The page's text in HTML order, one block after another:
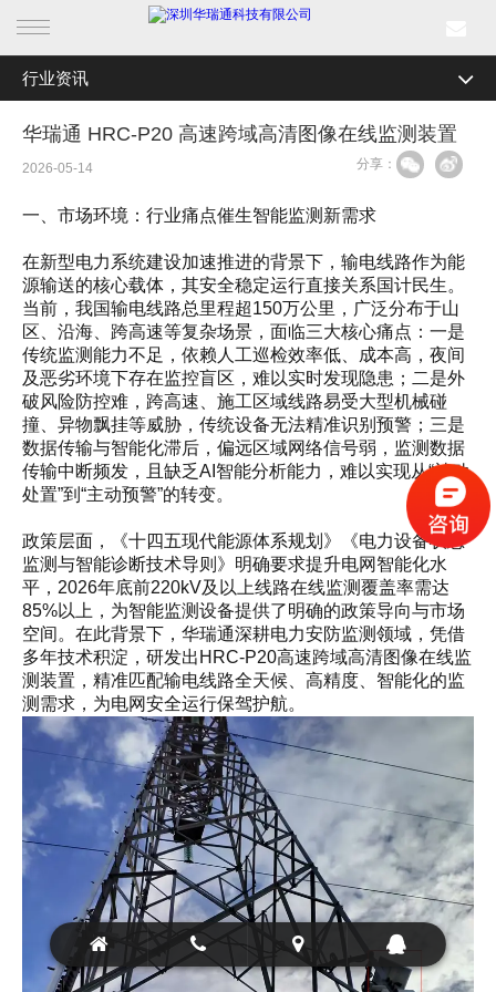
首页
产品中心
解决方案
成功案例
新闻中心
关于我们
行业资讯
全部分类公司新闻
行业资讯
媒体关注
最新活动
华瑞通 HRC-P20 高速跨域高清图像在线监测装置
2026-05-14 分享：
一、市场环境：行业痛点催生智能监测新需求
在新型电力系统建设加速推进的背景下，输电线路作为能
源输送的核心载体，其安全稳定运行直接关系国计民生。
当前，我国输电线路总里程超150万公里，广泛分布于山
区、沿海、跨高速等复杂场景，面临三大核心痛点：一是
传统监测能力不足，依赖人工巡检效率低、成本高，夜间
及恶劣环境下存在监控盲区，难以实时发现隐患；二是外
破风险防控难，跨高速、施工区域线路易受大型机械碰
撞、异物飘挂等威胁，传统设备无法精准识别预警；三是
数据传输与智能化滞后，偏远区域网络信号弱，监测数据
传输中断频发，且缺乏AI智能分析能力，难以实现从“被动
处置”到“主动预警”的转变。
政策层面，《十四五现代能源体系规划》《电力设备状态
监测与智能诊断技术导则》明确要求提升电网智能化水
平，2026年底前220kV及以上线路在线监测覆盖率需达
85%以上，为智能监测设备提供了明确的政策导向与市场
空间。在此背景下，华瑞通深耕电力安防监测领域，凭借
多年技术积淀，研发出HRC-P20高速跨域高清图像在线监
测装置，精准匹配输电线路全天候、高精度、智能化的监
测需求，为电网安全运行保驾护航。